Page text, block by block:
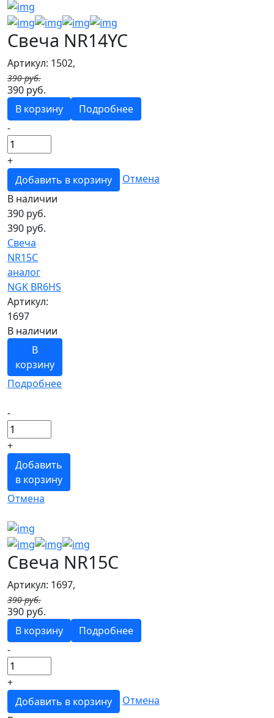
Свеча NR14YC
Артикул: 1502,
390 руб.
390 руб.
В корзину
Подробнее
-
+
Добавить в корзину
Отмена
В наличии
390 руб.
390 руб.
Свеча
NR15C
аналог
NGK BR6HS
Артикул:
1697
В наличии
В
корзину
Подробнее
-
+
Добавить
в корзину
Отмена
Свеча NR15C
Артикул: 1697,
390 руб.
390 руб.
В корзину
Подробнее
-
+
Добавить в корзину
Отмена